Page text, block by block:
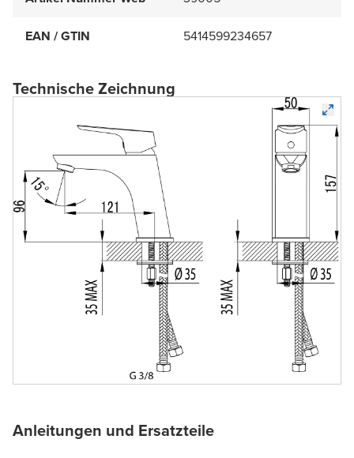
EAN / GTIN 5414599234657
Technische Zeichnung
Anleitungen und Ersatzteile